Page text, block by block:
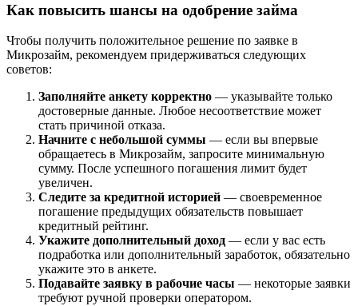
Как повысить шансы на одобрение займа
Чтобы получить положительное решение по заявке в
Микрозайм, рекомендуем придерживаться следующих
советов:
Заполняйте анкету корректно — указывайте только
достоверные данные. Любое несоответствие может
стать причиной отказа.
Начните с небольшой суммы — если вы впервые
обращаетесь в Микрозайм, запросите минимальную
сумму. После успешного погашения лимит будет
увеличен.
Следите за кредитной историей — своевременное
погашение предыдущих обязательств повышает
кредитный рейтинг.
Укажите дополнительный доход — если у вас есть
подработка или дополнительный заработок, обязательно
укажите это в анкете.
Подавайте заявку в рабочие часы — некоторые заявки
требуют ручной проверки оператором.